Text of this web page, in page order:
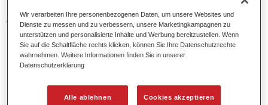
Beilackierverfahren von Permasolid HS Klarlacken und HS
Autolack 275.
Produktmerkmale
Bietet eine einfache Anwendung (pur).
Führt zu einem sehr feinen Übergangsbereich zur
Altlackierung.
Wir verarbeiten Ihre personenbezogenen Daten, um unsere Websites und
Dienste zu messen und zu verbessern, unsere Marketingkampagnen zu
unterstützen und personalisierte Inhalte und Werbung bereitzustellen. Wenn
Sie auf die Schaltfläche rechts klicken, können Sie Ihre Datenschutzrechte
wahrnehmen. Weitere Informationen finden Sie in unserer
Datenschutzerklärung
Alle ablehnen Cookies akzeptieren